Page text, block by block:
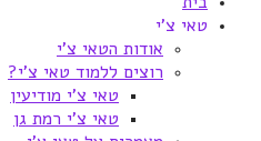
טאי צ'י
אודות הטאי צ'י
רוצים ללמוד טאי צ'י?
טאי צ'י מודיעין
טאי צ'י רמת גן